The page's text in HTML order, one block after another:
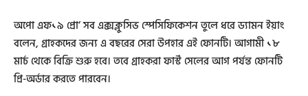
অপো এফ১৯ প্রো’ সব এক্সক্লুসিভ স্পেসিফিকেশন তুলে ধরে ড্যামন ইয়াং
বলেন, গ্রাহকদের জন্য এ বছরের সেরা উপহার এই ফোনটি। আগামী ১৮
মার্চ থেকে বিক্রি শুরু হবে। তবে গ্রাহকরা ফার্স্ট সেলের আগ পর্যন্ত ফোনটি
প্রি-অর্ডার করতে পারবেন।